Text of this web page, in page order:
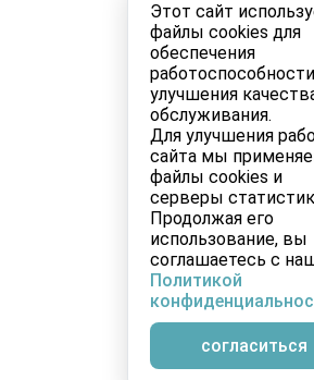
Этот сайт
файлы cookies для
обеспечения
улучшения
обслуживания.
Для улучшения
сайта мы
файлы cookies и
серверы
Продолжая его
использование, вы
соглашаетесь с
Политикой
согласиться